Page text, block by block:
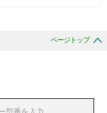
ページトップ